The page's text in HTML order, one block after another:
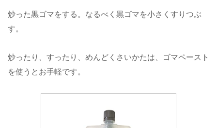
炒った黒ゴマをする。なるべく黒ゴマを小さくすりつぶ
す。
炒ったり、すったり、めんどくさいかたは、ゴマペースト
を使うとお手軽です。